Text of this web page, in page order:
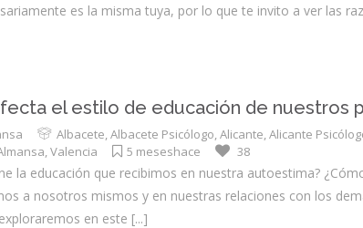
es la misma tuya, por lo que te invito a ver las
el estilo de educación de nuestros
Albacete,Albacete Psicólogo,Alicante,Alicante
,Valencia 5 meseshace 38
la educación que recibimos en nuestra autoestima?
a nosotros mismos y en nuestras relaciones con los
en este [...]